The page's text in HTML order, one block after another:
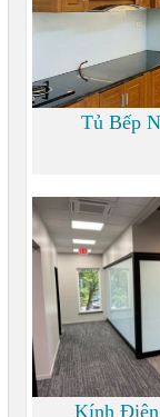
Tủ Bếp
Kính